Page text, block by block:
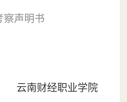
察声明书
云南财经职业学院